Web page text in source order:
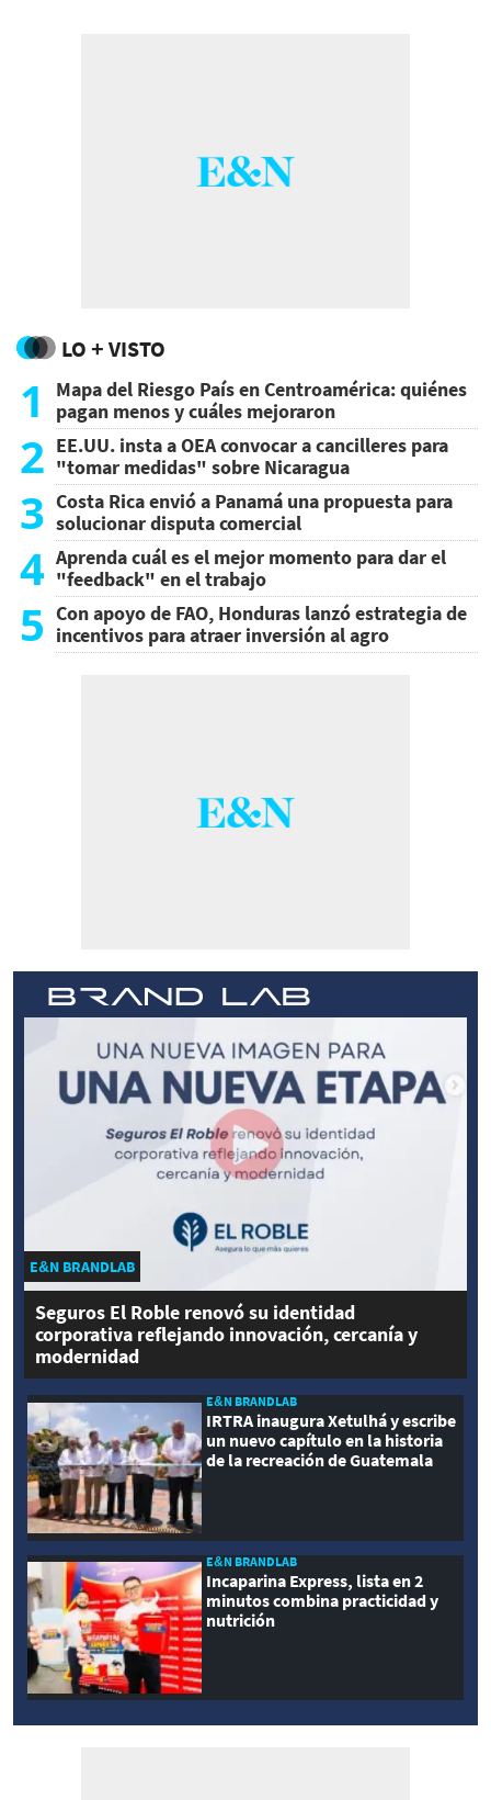
LO + VISTO
1
Mapa del Riesgo País en Centroamérica: quiénes
pagan menos y cuáles mejoraron
2 EE.UU. insta a OEA convocar a cancilleres para
"tomar medidas" sobre Nicaragua
3 Costa Rica envió a Panamá una propuesta para
solucionar disputa comercial
4 Aprenda cuál es el mejor momento para dar el
"feedback" en el trabajo
5 Con apoyo de FAO, Honduras lanzó estrategia de
incentivos para atraer inversión al agro
E&N BRANDLAB
Seguros El Roble renovó su identidad
corporativa reflejando innovación, cercanía y
modernidad
E&N BRANDLAB
IRTRA inaugura Xetulhá y escribe
un nuevo capítulo en la historia
de la recreación de Guatemala
E&N BRANDLAB
Incaparina Express, lista en 2
minutos combina practicidad y
nutrición